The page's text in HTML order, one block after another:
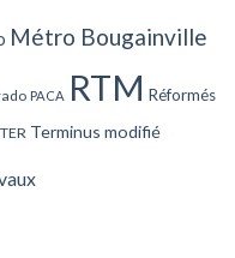
Métro Bougainville
PACA RTM Réformés
TER Terminus modifié